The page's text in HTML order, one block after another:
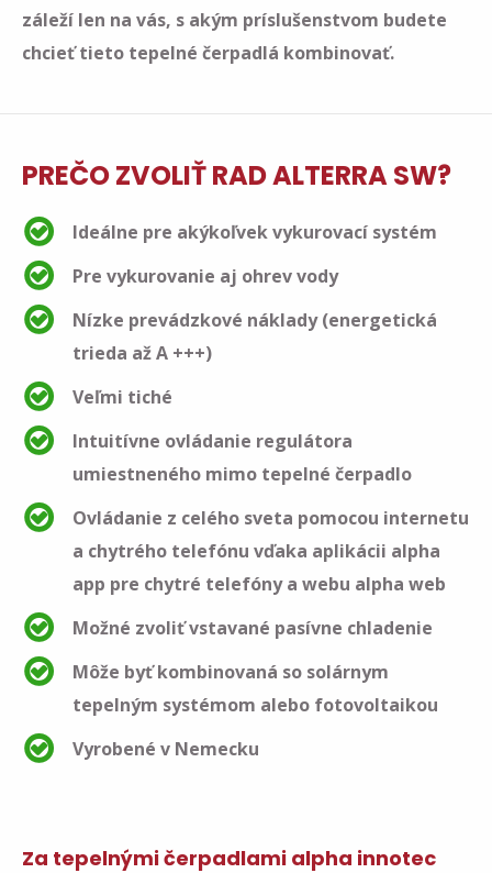
záleží len na vás, s akým príslušenstvom budete
chcieť tieto tepelné čerpadlá kombinovať.
PREČO ZVOLIŤ RAD ALTERRA SW?
Ideálne pre akýkoľvek vykurovací systém
Pre vykurovanie aj ohrev vody
Nízke prevádzkové náklady (energetická
trieda až A +++)
Veľmi tiché
Intuitívne ovládanie regulátora
umiestneného mimo tepelné čerpadlo
Ovládanie z celého sveta pomocou internetu
a chytrého telefónu vďaka aplikácii alpha
app pre chytré telefóny a webu alpha web
Možné zvoliť vstavané pasívne chladenie
Môže byť kombinovaná so solárnym
tepelným systémom alebo fotovoltaikou
Vyrobené v Nemecku
Za tepelnými čerpadlami alpha innotec